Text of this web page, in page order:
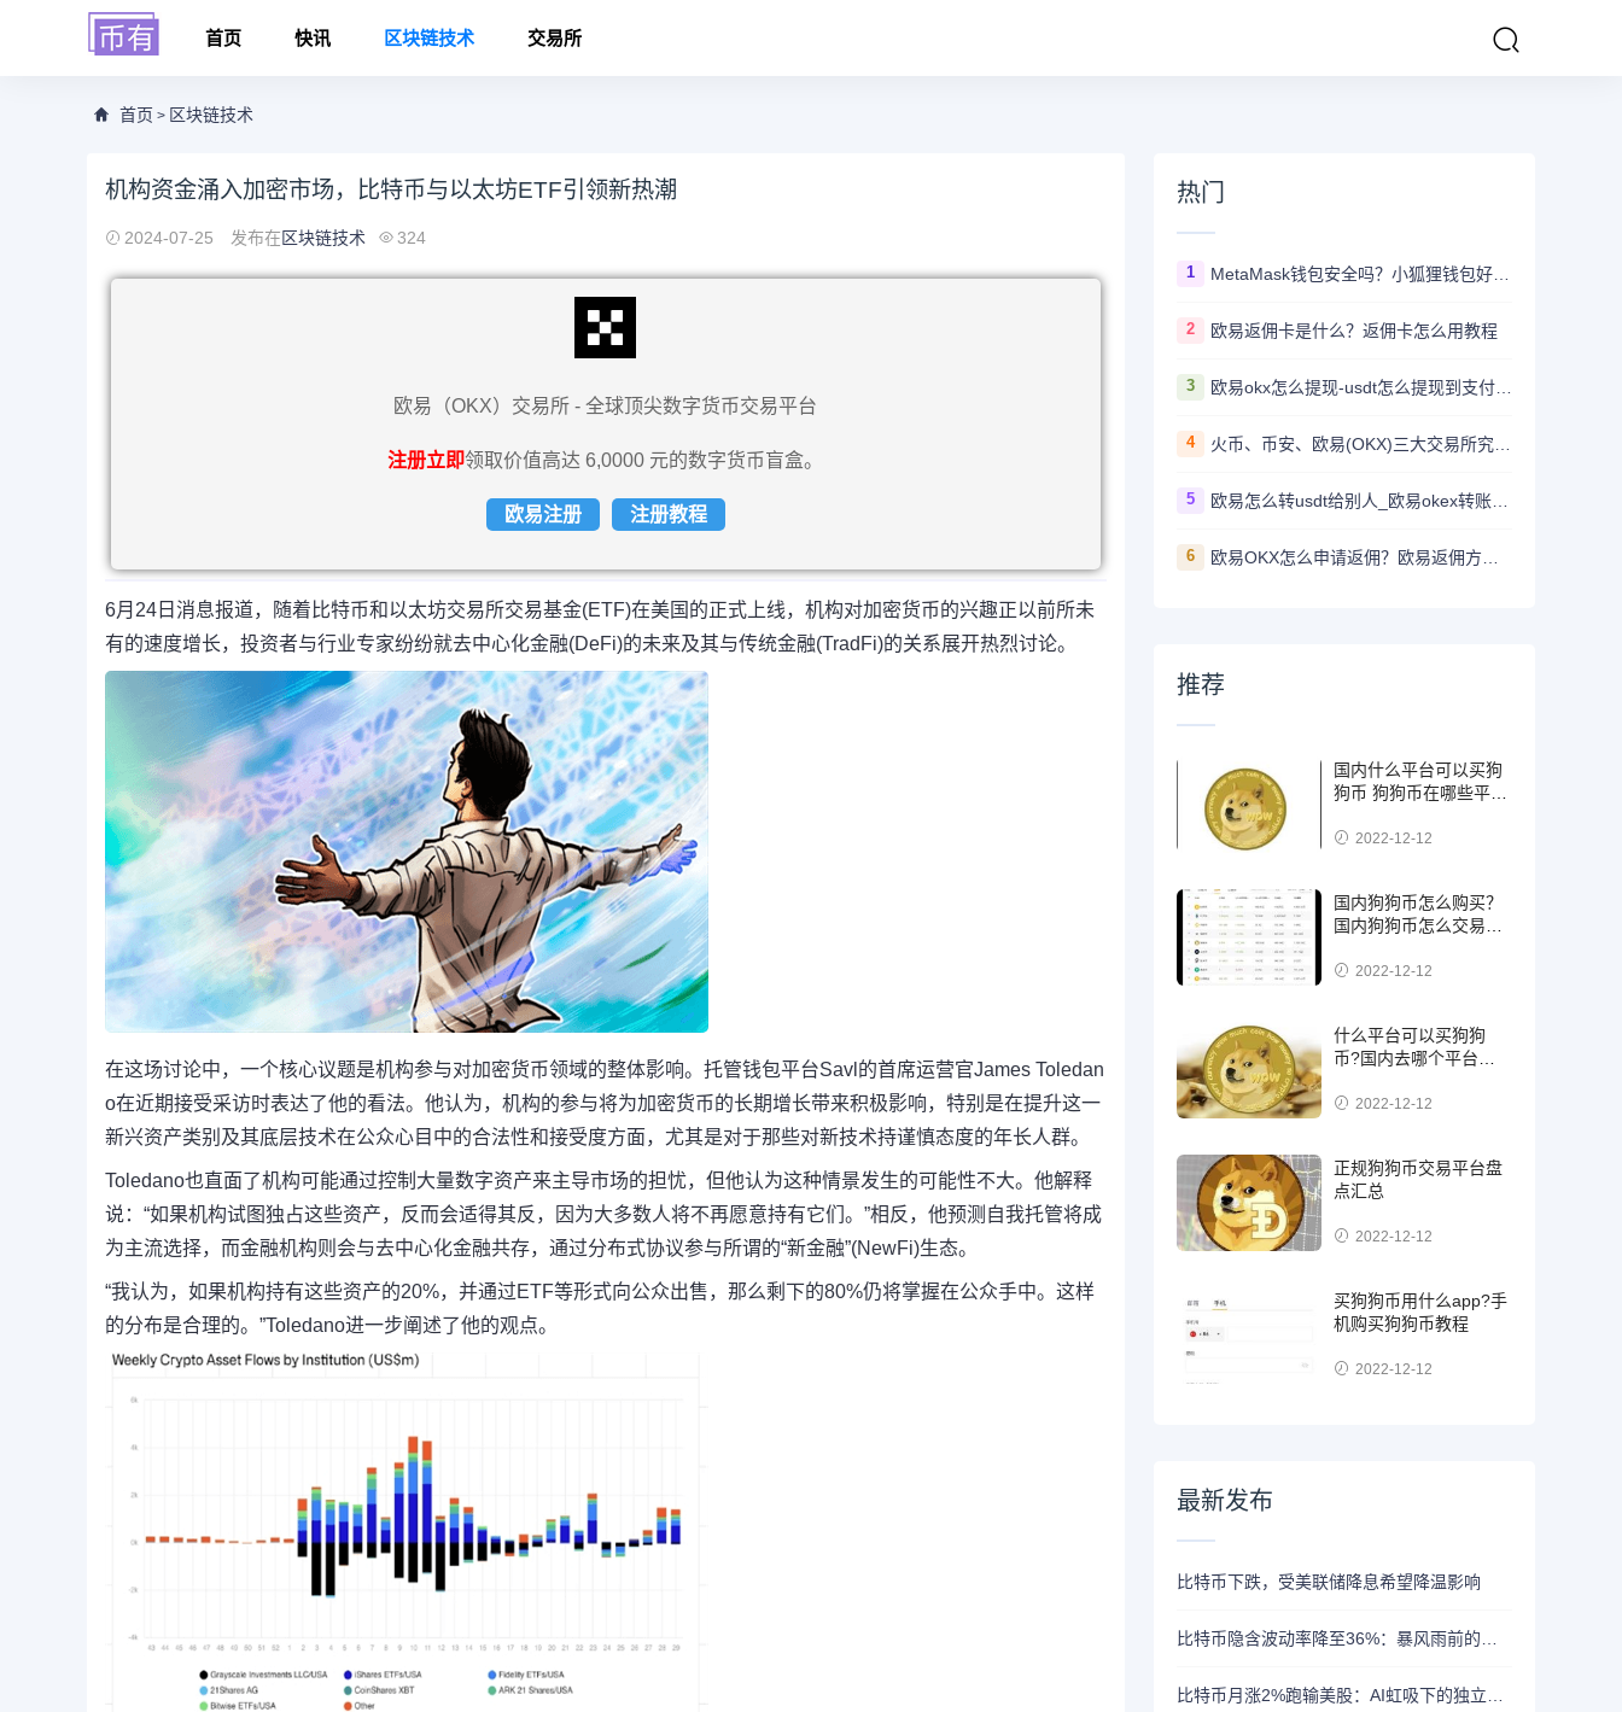
首页 快讯 区块链技术 交易所
首页 > 区块链技术
机构资金涌入加密市场，比特币与以太坊ETF引领新热潮
2024-07-25 发布在区块链技术 324
欧易（OKX）交易所 - 全球顶尖数字货币交易平台
注册立即领取价值高达 6,0000 元的数字货币盲盒。
欧易注册 注册教程
6月24日消息报道，随着比特币和以太坊交易所交易基金(ETF)在美国的正式上线，机构对加密货币的兴趣正以前所未
有的速度增长，投资者与行业专家纷纷就去中心化金融(DeFi)的未来及其与传统金融(TradFi)的关系展开热烈讨论。
在这场讨论中，一个核心议题是机构参与对加密货币领域的整体影响。托管钱包平台Savl的首席运营官James Toledan
o在近期接受采访时表达了他的看法。他认为，机构的参与将为加密货币的长期增长带来积极影响，特别是在提升这一
新兴资产类别及其底层技术在公众心目中的合法性和接受度方面，尤其是对于那些对新技术持谨慎态度的年长人群。
Toledano也直面了机构可能通过控制大量数字资产来主导市场的担忧，但他认为这种情景发生的可能性不大。他解释
说：“如果机构试图独占这些资产，反而会适得其反，因为大多数人将不再愿意持有它们。”相反，他预测自我托管将成
为主流选择，而金融机构则会与去中心化金融共存，通过分布式协议参与所谓的“新金融”(NewFi)生态。
“我认为，如果机构持有这些资产的20%，并通过ETF等形式向公众出售，那么剩下的80%仍将掌握在公众手中。这样
的分布是合理的。”Toledano进一步阐述了他的观点。
热门
1 MetaMask钱包安全吗？小狐狸钱包好用吗？
2 欧易返佣卡是什么？返佣卡怎么用教程
3 欧易okx怎么提现-usdt怎么提现到支付宝教程
4 火币、币安、欧易(OKX)三大交易所究竟选哪家？
5 欧易怎么转usdt给别人_欧易okex转账usdt教程
6
推荐
国内什么平台可以买狗
狗币 狗狗币在哪些平台
2022-12-12
国内狗狗币怎么购买？
国内狗狗币怎么交易使
2022-12-12
什么平台可以买狗狗
币?国内去哪个平台买
2022-12-12
正规狗狗币交易平台盘
点汇总
2022-12-12
买狗狗币用什么app?手
机购买狗狗币教程
2022-12-12
最新发布
比特币下跌，受美联储降息希望降温影响